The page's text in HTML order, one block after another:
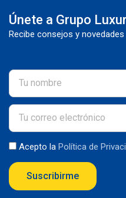
Únete a Grupo
Recibe consejos y
Acepto la Política de
Suscribirme